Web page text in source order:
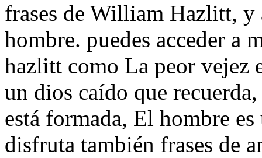
frases de William Hazlitt, y
hombre. puedes acceder a
hazlitt como La peor vejez
un dios caído que
está formada, El hombre
disfruta también frases de